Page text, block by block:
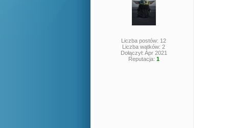
Liczba postów: 12
Liczba wątków: 2
Dołączył: Apr 2021
Reputacja: 1